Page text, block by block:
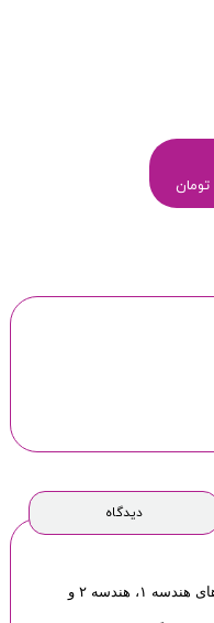
دیدگاه
۱۵۶ آزمون‌ مبحثی و جامع از کتاب‌های هندسه ۱، هندسه ۲ و